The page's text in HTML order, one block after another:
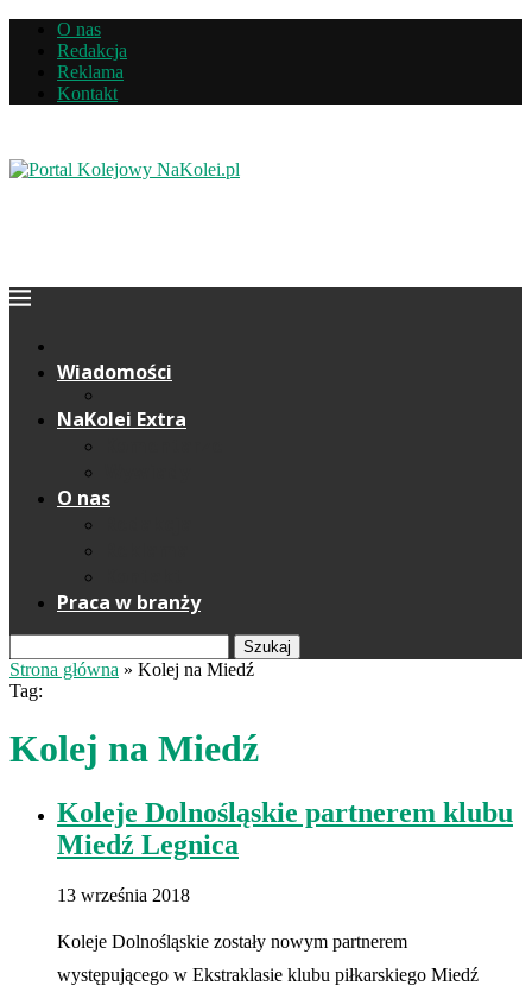
O nas
Redakcja
Reklama
Kontakt
Wiadomości
NaKolei Extra
O nas
Praca w branży
Szukaj
Strona główna » Kolej na Miedź
Tag:
Kolej na Miedź
Koleje Dolnośląskie partnerem klubu
Miedź Legnica
13 września 2018
Koleje Dolnośląskie zostały nowym partnerem
występującego w Ekstraklasie klubu piłkarskiego Miedź